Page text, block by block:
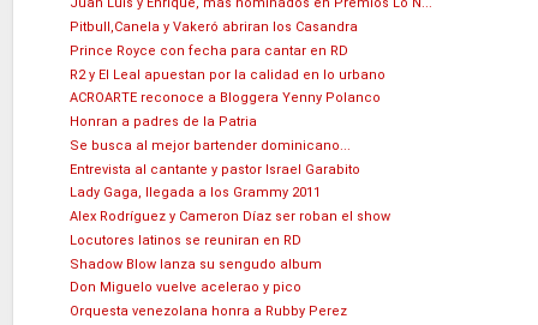
Juan Luis y Enrique, más nominados en Premios Lo N...
Pitbull,Canela y Vakeró abriran los Casandra
Prince Royce con fecha para cantar en RD
R2 y El Leal apuestan por la calidad en lo urbano
ACROARTE reconoce a Bloggera Yenny Polanco
Honran a padres de la Patria
Se busca al mejor bartender dominicano...
Entrevista al cantante y pastor Israel Garabito
Lady Gaga, llegada a los Grammy 2011
Alex Rodríguez y Cameron Díaz ser roban el show
Locutores latinos se reuniran en RD
Shadow Blow lanza su sengudo album
Don Miguelo vuelve acelerao y pico
Orquesta venezolana honra a Rubby Perez